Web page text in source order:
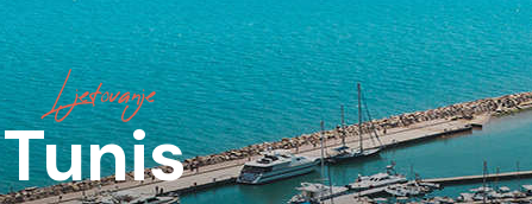
Ljetovanje
Tunis